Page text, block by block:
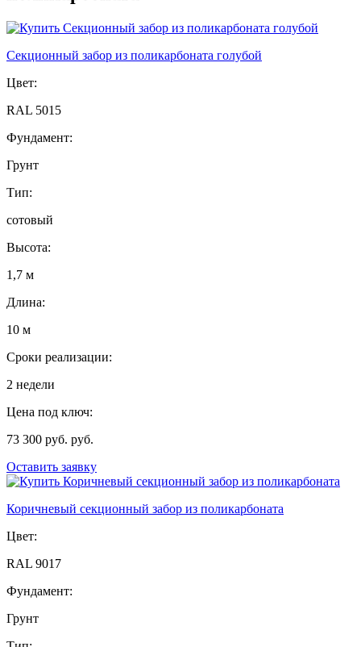
Секционный забор из поликарбоната голубой
Цвет:
RAL 5015
Фундамент:
Грунт
Тип:
сотовый
Высота:
1,7 м
Длина:
10 м
Сроки реализации:
2 недели
Цена под ключ:
73 300 руб. руб.
Оставить заявку
Коричневый секционный забор из поликарбоната
Цвет:
RAL 9017
Фундамент:
Грунт